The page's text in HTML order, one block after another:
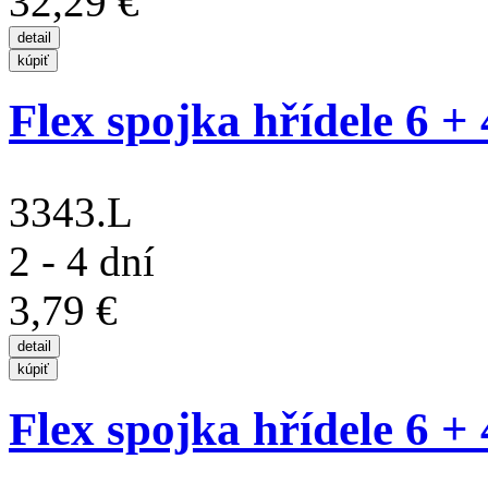
Flex spojka hřídele 6 +
3343.L
2 - 4 dní
3,79 €
Flex spojka hřídele 6 +